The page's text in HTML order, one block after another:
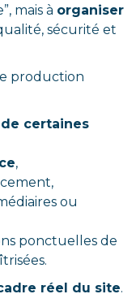
mais à organiser
sécurité et
production
certaines
,
ou
ponctuelles de
réel du site.